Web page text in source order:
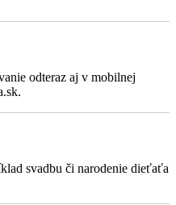
odteraz aj v mobilnej
svadbu či narodenie dieťaťa